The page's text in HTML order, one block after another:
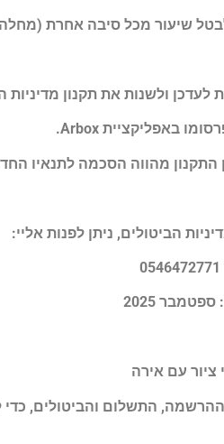
שיעור מכל סיבה אחרת
לעדכן ולשנות את תקנון
באפליקציית Arbox
.
מהווה הסכמה לתנאיו
הביטולים, ניתן לפנות אליי:
2025
ציור עם אירה
התשלום והביטולים, כדי